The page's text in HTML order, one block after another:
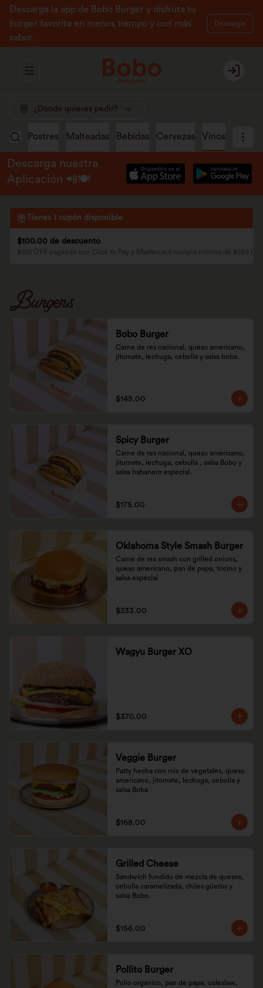
Descarga la app de Bobo Burger y disfruta tu
burger favorita en menos tiempo y con más
sabor.
Descargar
Abrir menu de navegación Login
¿Dónde quieres pedir?
Postres Malteadas Bebidas Cervezas Vinos
Descarga nuestra
Aplicación 📲🍽️
Tienes 1 cupón disponible
$100.00 de descuento
$100 OFF pagando con Click to Pay y Mastercard compra mínima de $250 H2
Burgers
Bobo Burger
Carne de res nacional, queso americano,
jitomate, lechuga, cebolla y salsa boba.
$145.00
Spicy Burger
Carne de res nacional, queso americano,
jitomate, lechuga, cebolla , salsa Bobo y
salsa habanero especial.
$175.00
Oklahoma Style Smash Burger
Carne de res smash con grilled onions,
queso americano, pan de papa, tocino y
salsa especial
$233.00
Wagyu Burger XO
$370.00
Veggie Burger
Patty hecha con mix de vegetales, queso
americano, jitomate, lechuga, cebolla y
salsa Boba
$168.00
Grilled Cheese
Sandwich fundido de mezcla de quesos,
cebolla caramelizada, chiles güeros y
salsa Bobo.
$156.00
Pollito Burger
Pollo organico, pan de papa, coleslaw,